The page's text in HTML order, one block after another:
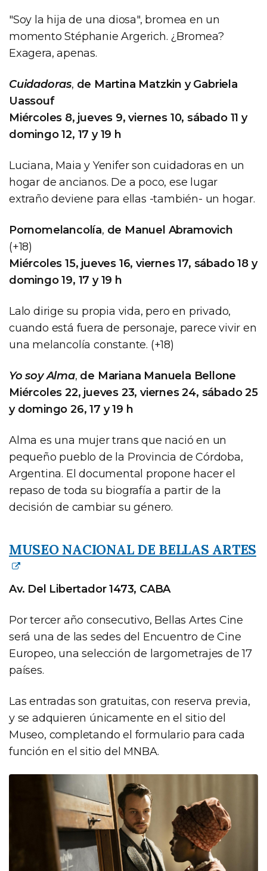
"Soy la hija de una diosa", bromea en un
momento Stéphanie Argerich. ¿Bromea?
Exagera, apenas.
Cuidadoras, de Martina Matzkin y Gabriela
Uassouf
Miércoles 8, jueves 9, viernes 10, sábado 11 y
domingo 12, 17 y 19 h
Luciana, Maia y Yenifer son cuidadoras en un
hogar de ancianos. De a poco, ese lugar
extraño deviene para ellas -también- un hogar.
Pornomelancolía, de Manuel Abramovich
(+18)
Miércoles 15, jueves 16, viernes 17, sábado 18 y
domingo 19, 17 y 19 h
Lalo dirige su propia vida, pero en privado,
cuando está fuera de personaje, parece vivir en
una melancolía constante. (+18)
Yo soy Alma, de Mariana Manuela Bellone
Miércoles 22, jueves 23, viernes 24, sábado 25
y domingo 26, 17 y 19 h
Alma es una mujer trans que nació en un
pequeño pueblo de la Provincia de Córdoba,
Argentina. El documental propone hacer el
repaso de toda su biografía a partir de la
decisión de cambiar su género.
MUSEO NACIONAL DE BELLAS ARTES
Av. Del Libertador 1473, CABA
Por tercer año consecutivo, Bellas Artes Cine
será una de las sedes del Encuentro de Cine
Europeo, una selección de largometrajes de 17
países.
Las entradas son gratuitas, con reserva previa,
y se adquieren únicamente en el sitio del
Museo, completando el formulario para cada
función en el sitio del MNBA.